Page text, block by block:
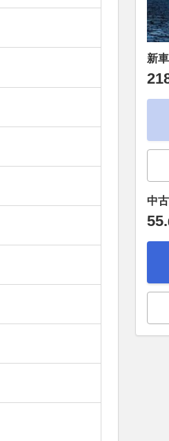
新
中
55.